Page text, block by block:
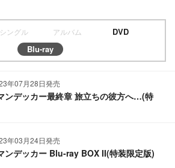
シングル アルバム
DVD
Blu-ray
年07月28日発売
ンデッカー最終章 旅立ちの彼方へ…(特
年03月24日発売
ンデッカー Blu-ray BOX II(特装限定版)